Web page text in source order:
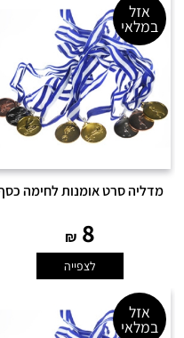
אזל
במלאי
מדליה סרט אומנות לחימה
8
₪
לצפייה
אזל
במלאי